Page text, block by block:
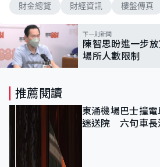
財金總覽 財經資訊 樓盤傳真
下一則新聞
陳智思盼進一步
場所人數限制
推薦閱讀
東涌機場巴士撞
迷送院 六旬車長